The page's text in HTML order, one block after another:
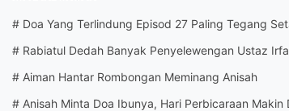
# Doa Yang Terlindung Episod 27 Paling Tegang
# Rabiatul Dedah Banyak Penyelewengan Ustaz
# Aiman Hantar Rombongan Meminang Anisah
# Anisah Minta Doa Ibunya, Hari Perbicaraan Makin